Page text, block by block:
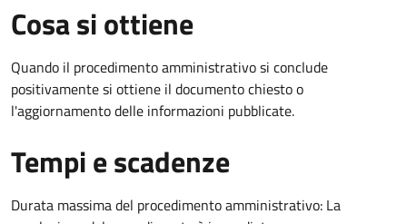
Cosa si ottiene
Quando il procedimento amministrativo si conclude
positivamente si ottiene il documento chiesto o
l'aggiornamento delle informazioni pubblicate.
Tempi e scadenze
Durata massima del procedimento amministrativo: La